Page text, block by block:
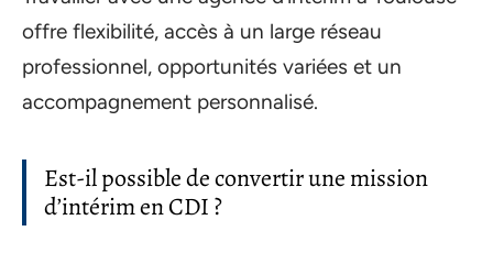
offre flexibilité, accès à un large réseau
professionnel, opportunités variées et un
accompagnement personnalisé.
Est-il possible de convertir une mission
d’intérim en CDI ?